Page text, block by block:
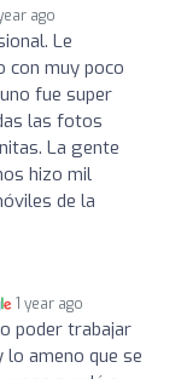
ago
Le
con muy poco
fue super
las fotos
La gente
hizo mil
de la
1 year ago
poder trabajar
lo ameno que se